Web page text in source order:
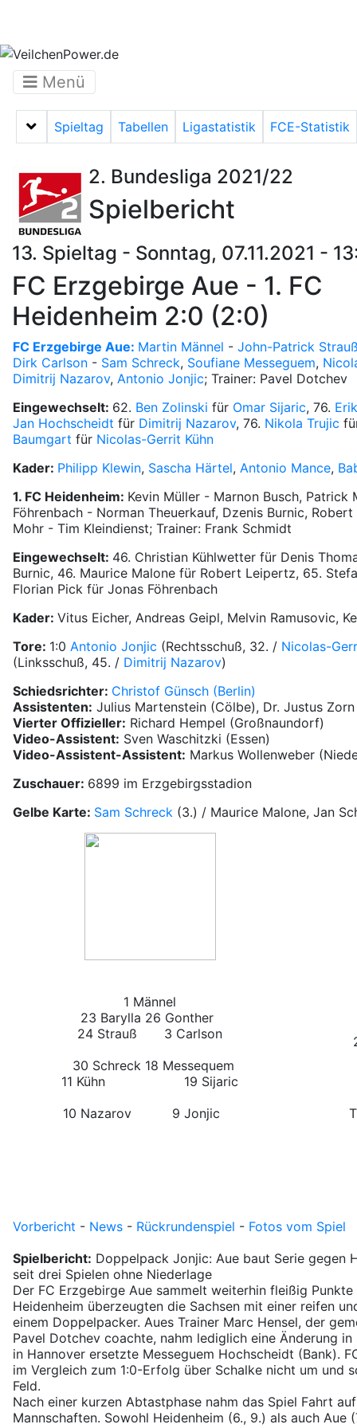
Menü
Menü auf-/zuklappen
Spieltag Tabellen Ligastatistik FCE-Statistik
2. Bundesliga 2021/22
Spielbericht
13. Spieltag - Sonntag, 07.11.2021 -
FC Erzgebirge Aue - 1. FC
Heidenheim 2:0 (2:0)
FC Erzgebirge Aue: Martin Männel - John-Patrick
Dirk Carlson - Sam Schreck, Soufiane Messeguem,
Dimitrij Nazarov, Antonio Jonjic; Trainer: Pavel Dotchev
Eingewechselt: 62. Ben Zolinski für Omar Sijaric, 76.
Jan Hochscheidt für Dimitrij Nazarov, 76. Nikola Trujic
Baumgart für Nicolas-Gerrit Kühn
Kader: Philipp Klewin, Sascha Härtel, Antonio Mance,
1. FC Heidenheim: Kevin Müller - Marnon Busch, Patrick
Föhrenbach - Norman Theuerkauf, Dzenis Burnic,
Mohr - Tim Kleindienst; Trainer: Frank Schmidt
Eingewechselt: 46. Christian Kühlwetter für Denis
Burnic, 46. Maurice Malone für Robert Leipertz, 65.
Florian Pick für Jonas Föhrenbach
Kader: Vitus Eicher, Andreas Geipl, Melvin Ramusovic,
Tore: 1:0 Antonio Jonjic (Rechtsschuß, 32. / Nicolas-
(Linksschuß, 45. / Dimitrij Nazarov)
Schiedsrichter: Christof Günsch (Berlin)
Assistenten: Julius Martenstein (Cölbe), Dr. Justus
Vierter Offizieller: Richard Hempel (Großnaundorf)
Video-Assistent: Sven Waschitzki (Essen)
Video-Assistent-Assistent: Markus Wollenweber
Zuschauer: 6899 im Erzgebirgsstadion
Gelbe Karte: Sam Schreck (3.) / Maurice Malone, Jan
1 Männel
23 Barylla 26 Gonther
24 Strauß
3 Carlson
30 Schreck 18 Messequem
11 Kühn
19 Sijaric
10 Nazarov
9 Jonjic
2
Vorbericht - News - Rückrundenspiel - Fotos vom Spiel
Spielbericht: Doppelpack Jonjic: Aue baut Serie gegen
seit drei Spielen ohne Niederlage
Der FC Erzgebirge Aue sammelt weiterhin fleißig
Heidenheim überzeugten die Sachsen mit einer reifen
einem Doppelpacker. Aues Trainer Marc Hensel, der
Pavel Dotchev coachte, nahm lediglich eine Änderung
in Hannover ersetzte Messeguem Hochscheidt (Bank).
im Vergleich zum 1:0-Erfolg über Schalke nicht um und
Feld.
Nach einer kurzen Abtastphase nahm das Spiel Fahrt
Mannschaften. Sowohl Heidenheim (6., 9.) als auch Aue